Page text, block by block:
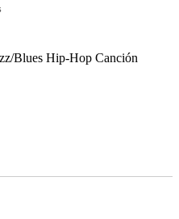
Blues Hip-Hop Canción